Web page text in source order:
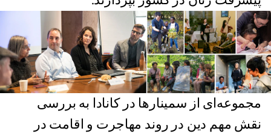
مجموعه‌ای از سمینارها در کانادا به بررسی
نقش مهم دین در روند مهاجرت و اقامت در